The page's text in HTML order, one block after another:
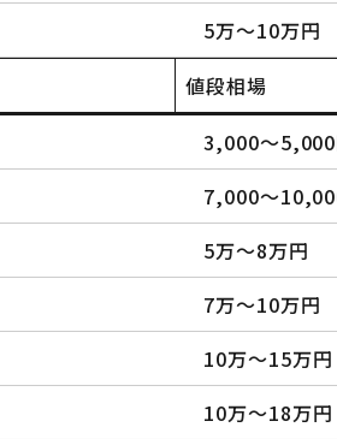
5万〜10万円
値段相場
3,000〜
7,000〜
5万〜8万円
7万〜10万円
10万〜15万円
10万〜18万円